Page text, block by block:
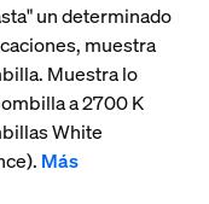
un determinado
muestra
Muestra lo
a 2700 K
White
Más